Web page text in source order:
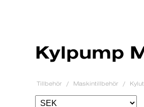
Kylpump
Tillbehör Maskintillbehör